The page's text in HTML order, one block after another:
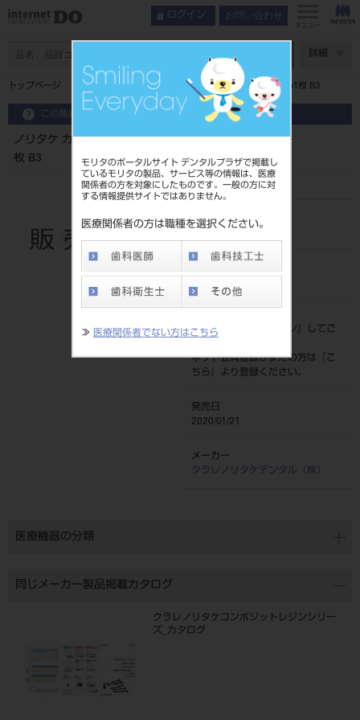
モリタのポータルサイト デンタルプラザで掲載し
ているモリタの製品、サービス等の情報は、医療
関係者の方を対象にしたものです。一般の方に対
する情報提供サイトではありません。
医療関係者の方は職種を選択ください。
≫ 医療関係者でない方はこちら
ログイン お問い合わせ
メニュー
詳細
トップページ ノリタケ カタナ ジルコニア ディスク HTML T18mm1枚 B3
この商品に関するお問い合わせ
ノリタケ カタナ ジルコニア ディスク HTML T18mm1
枚 B3
品目コード
202270611B3
価格の確認は『
ログイン
』してご
ネット会員登録がまだの方は『
こ
ちら
』より登録ください。
発売日
2020/01/21
メーカー
クラレノリタケデンタル（株）
医療機器の分類
同じメーカー製品掲載カタログ
クラレノリタケコンポジットレジンシリー
ズ_カタログ